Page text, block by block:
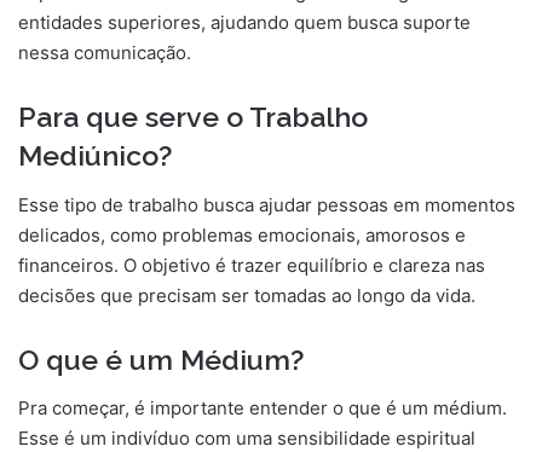
entidades superiores, ajudando quem busca suporte
nessa comunicação.
Para que serve o Trabalho
Mediúnico?
Esse tipo de trabalho busca ajudar pessoas em momentos
delicados, como problemas emocionais, amorosos e
financeiros. O objetivo é trazer equilíbrio e clareza nas
decisões que precisam ser tomadas ao longo da vida.
O que é um Médium?
Pra começar, é importante entender o que é um médium.
Esse é um indivíduo com uma sensibilidade espiritual